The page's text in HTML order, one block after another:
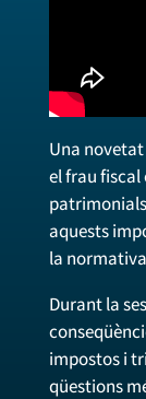
Una
el frau fiscal
patrimonials
aquests
la
Durant la
impostos i
qüestions